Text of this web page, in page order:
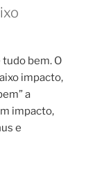
bem. O
impacto,
a
impacto,
e